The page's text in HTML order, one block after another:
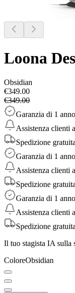
Loona
Obsidian
€349.00
€349.00
Garanzia di 1 anno
Assistenza clienti
Spedizione gratuita
Garanzia di 1 anno
Assistenza clienti
Spedizione gratuita
Garanzia di 1 anno
Assistenza clienti
Spedizione gratuita
Il tuo stagista IA sulla
ColoreObsidian